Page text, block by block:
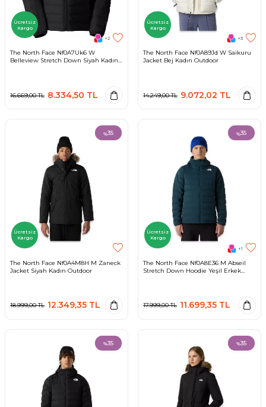
Ücretsiz
Kargo
+2
The North Face Nf0A7Uk6 W
Belleview Stretch Down Siyah Kadın
16.669,00TL 8.334,50 TL
Ücretsiz
Kargo
+3
The North Face Nf0A89Jd W Saikuru
Jacket Bej Kadın Outdoor
14.249,00TL 9.072,02 TL
%35
Ücretsiz
Kargo
The North Face Nf0A4M8H M Zaneck
Jacket Siyah Kadın Outdoor
18.999,00TL 12.349,35 TL
%35
Ücretsiz
Kargo
+1
The North Face Nf0A8E36 M Abseil
Stretch Down Hoodie Yeşil Erkek
17.999,00TL 11.699,35 TL
%35 %35